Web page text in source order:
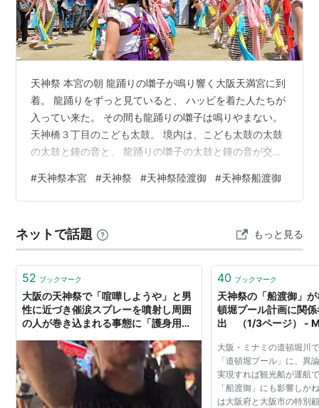
24日〜25日終日 地車囃子(境内)
24日〜25日終日 お迎え人形展示(境内)
24日〜25日 町会神輿宮入
10：00〜21：
00
ドラゴンボート/国際選手権(大川・天神橋〜桜ノ宮
橋)
7／25 本宮
18：00 渡御列乗船(天神橋)
19：00
20：30 渡御列上陸(天神橋)
22：00 還御祭(本殿)
“V_Õ•Ö—˜ƒ}ƒbƒv
天神祭奉納花火
天神祭 本宮の朝 龍踊りの囃子が鳴り響く大阪天満宮に到
着。 龍踊りをずっと見ていると、 ハッピを着た人たちが
入ってい来た。 その間も龍踊りの囃子は鳴りやまない。
天神橋３丁目のこども太鼓。 境内は、こども太鼓の太鼓
の太鼓と鐘の音と、 龍踊りの囃子の太鼓と鐘の音が交
って高揚感があった。 こども太鼓が入ってきた後、 入口
から本殿前の人払いがされた。 何があるのかと、思いつ
た。 勢いがあった。 本殿前までいくと、 ワッショイ、
ワッショイと （大阪では「ホイット」でない「ワッショ
イ」） 神輿を上げ…
#天神祭本宮 #天神祭 #天神祭陸渡御 #天神祭船渡御
ネットで話題 もっと見る
52 ブックマーク
大阪の天神祭で「喧嘩しようや」と男
性に近づき催涙スプレーを噴射し周囲
の人が巻き込まれる事態に「護身用で
40 ブックマーク
天神祭の「船渡御」
頓堀プール計画に関
出 （1/3ページ） -
大阪・ミナミの道頓堀川
「道頓堀プール」に、異
実現すれば観光船が運航
「船渡御」にも影響しか
は大阪府と大阪市の特別